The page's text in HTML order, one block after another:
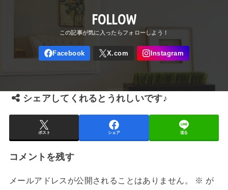
FOLLOW
シェアしてくれるとうれしいです♪
ポスト シェア 送る
コメントを残す
メールアドレスが公開されることはありません。 ※ が